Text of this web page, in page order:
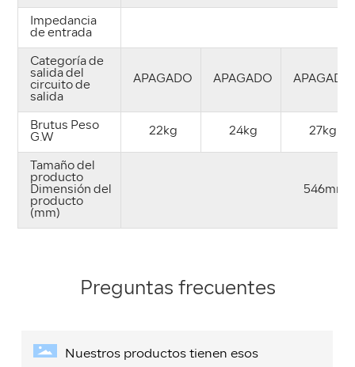
Impedancia
de entrada
Categoría de
salida del
circuito de
salida
APAGADO APAGADO APAGADO
Brutus Peso
G.W
22kg 24kg 27kg
Tamaño del
producto
Dimensión del
producto
(mm)
546mm
Preguntas frecuentes
Nuestros productos tienen esos